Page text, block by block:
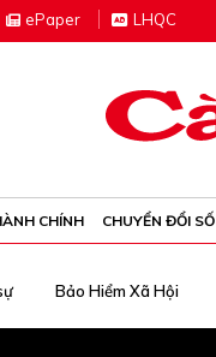
ePaper LHQC
CHÍNH CHUYỂN ĐỔI SỐ
Bảo Hiểm Xã Hội